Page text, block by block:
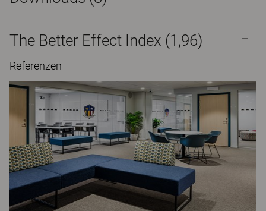
The Better Effect Index (1,96)
Referenzen